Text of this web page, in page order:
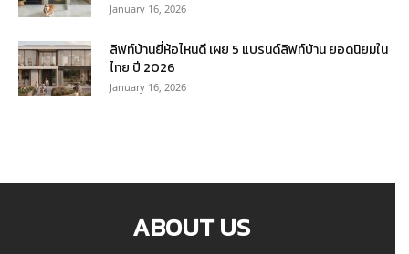
January 16, 2026
ลิฟท์บ้านยี่ห้อไหนดี เผย 5 แบรนด์ลิฟท์บ้าน ยอดนิยมใน
ไทย ปี 2026
January 16, 2026
ABOUT US